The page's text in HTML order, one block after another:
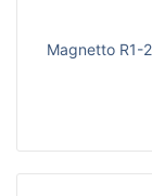
Magnetto R1-